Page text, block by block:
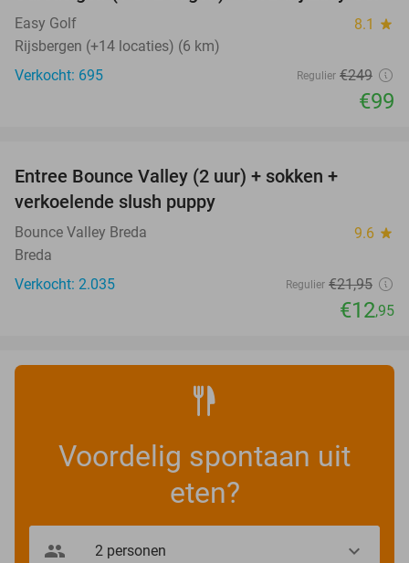
Easy Golf 8.1 star
Rijsbergen (+14 locaties) (6 km)
Verkocht: 695
Regulier €249
€99
Entree Bounce Valley (2 uur) + sokken +
verkoelende slush puppy
Bounce Valley Breda 9.6 star
Breda
Verkocht: 2.035
Regulier €21,95
€12,95
Voordelig spontaan uit
eten?